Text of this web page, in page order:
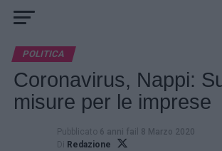
POLITICA
Coronavirus, Nappi:
misure per le imprese
Pubblicato 6 anni fail
8 Marzo 2020
Di Redazione